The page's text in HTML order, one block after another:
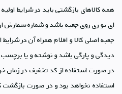
همه کالاهای بازگشتی باید در شرایط
ای تو زی روی جعبه باشد و شماره سفارش
جعبه اصلی کالا و اقلام همراه آن در
دیدگی و پارگی باشد و نوشته و یا
در صورت استفاده از کد تخفیف در زمان
استفاده نخواهد بود و در صورت بازگشت